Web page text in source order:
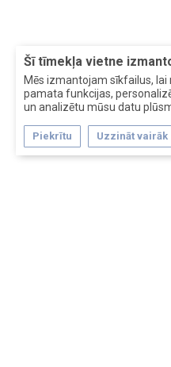
Šī tīmekļa vietne
Mēs izmantojam sīkfailus,
pamata funkcijas,
un analizētu mūsu datu
Piekrītu Uzzināt vairāk